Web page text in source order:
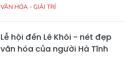
VĂN HÓA - GIẢI TRÍ
Lễ hội đền Lê Khôi - nét đẹp
văn hóa của người Hà Tĩnh